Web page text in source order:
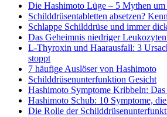
Die Hashimoto Lüge – 5 Mythen
Schilddrüsentabletten absetzen?
Schlappe Schilddrüse und immer
Das Geheimnis niedriger
L-Thyroxin und Haarausfall: 3
stoppt
7 häufige Auslöser von Hashimoto
Schilddrüsenunterfunktion Gesicht
Hashimoto Symptome Kribbeln:
Hashimoto Schub: 10 Symptome,
Die Rolle der